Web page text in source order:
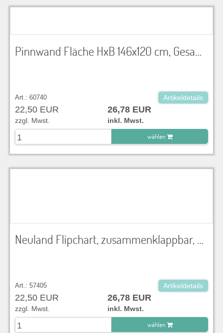
zu Warenkorb hinzugefügt.
Pinnwand Fläche HxB 146x120 cm, Gesamthöhe 192 cm
Art.: 60740 Artikeldetails
22,50 EUR 26,78 EUR
zzgl. Mwst.
inkl. Mwst.
wählen
zu Warenkorb hinzugefügt.
Neuland Flipchart, zusammenklappbar, mit Pinfläche, Stiftablage, Tafelfläche aus filztuchkaschiertem Hartschaum, BxHxT 76x187x49 cm, OHNE PAPIER
Art.: 57405 Artikeldetails
22,50 EUR 26,78 EUR
zzgl. Mwst.
inkl. Mwst.
wählen